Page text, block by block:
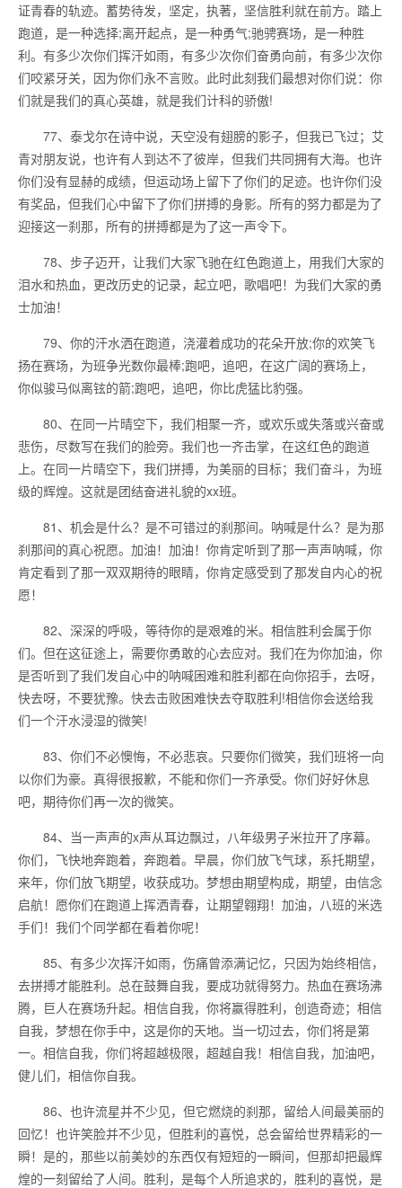
证青春的轨迹。蓄势待发，坚定，执著，坚信胜利就在前方。踏上
跑道，是一种选择;离开起点，是一种勇气;驰骋赛场，是一种胜
利。有多少次你们挥汗如雨，有多少次你们奋勇向前，有多少次你
们咬紧牙关，因为你们永不言败。此时此刻我们最想对你们说：你
们就是我们的真心英雄，就是我们计科的骄傲!
77、泰戈尔在诗中说，天空没有翅膀的影子，但我已飞过；艾
青对朋友说，也许有人到达不了彼岸，但我们共同拥有大海。也许
你们没有显赫的成绩，但运动场上留下了你们的足迹。也许你们没
有奖品，但我们心中留下了你们拼搏的身影。所有的努力都是为了
迎接这一刹那，所有的拼搏都是为了这一声令下。
78、步子迈开，让我们大家飞驰在红色跑道上，用我们大家的
泪水和热血，更改历史的记录，起立吧，歌唱吧！为我们大家的勇
士加油！
79、你的汗水洒在跑道，浇灌着成功的花朵开放;你的欢笑飞
扬在赛场，为班争光数你最棒;跑吧，追吧，在这广阔的赛场上，
你似骏马似离铉的箭;跑吧，追吧，你比虎猛比豹强。
80、在同一片晴空下，我们相聚一齐，或欢乐或失落或兴奋或
悲伤，尽数写在我们的脸旁。我们也一齐击掌，在这红色的跑道
上。在同一片晴空下，我们拼搏，为美丽的目标；我们奋斗，为班
级的辉煌。这就是团结奋进礼貌的xx班。
81、机会是什么？是不可错过的刹那间。呐喊是什么？是为那
刹那间的真心祝愿。加油！加油！你肯定听到了那一声声呐喊，你
肯定看到了那一双双期待的眼睛，你肯定感受到了那发自内心的祝
愿！
82、深深的呼吸，等待你的是艰难的米。相信胜利会属于你
们。但在这征途上，需要你勇敢的心去应对。我们在为你加油，你
是否听到了我们发自心中的呐喊困难和胜利都在向你招手，去呀，
快去呀，不要犹豫。快去击败困难快去夺取胜利!相信你会送给我
们一个汗水浸湿的微笑!
83、你们不必懊悔，不必悲哀。只要你们微笑，我们班将一向
以你们为豪。真得很报歉，不能和你们一齐承受。你们好好休息
吧，期待你们再一次的微笑。
84、当一声声的x声从耳边飘过，八年级男子米拉开了序幕。
你们，飞快地奔跑着，奔跑着。早晨，你们放飞气球，系托期望，
来年，你们放飞期望，收获成功。梦想由期望构成，期望，由信念
启航！愿你们在跑道上挥洒青春，让期望翱翔！加油，八班的米选
手们！我们个同学都在看着你呢！
85、有多少次挥汗如雨，伤痛曾添满记忆，只因为始终相信，
去拼搏才能胜利。总在鼓舞自我，要成功就得努力。热血在赛场沸
腾，巨人在赛场升起。相信自我，你将赢得胜利，创造奇迹；相信
自我，梦想在你手中，这是你的天地。当一切过去，你们将是第
一。相信自我，你们将超越极限，超越自我！相信自我，加油吧，
健儿们，相信你自我。
86、也许流星并不少见，但它燃烧的刹那，留给人间最美丽的
回忆！也许笑脸并不少见，但胜利的喜悦，总会留给世界精彩的一
瞬！是的，那些以前美妙的东西仅有短短的一瞬间，但那却把最辉
煌的一刻留给了人间。胜利，是每个人所追求的，胜利的喜悦，是